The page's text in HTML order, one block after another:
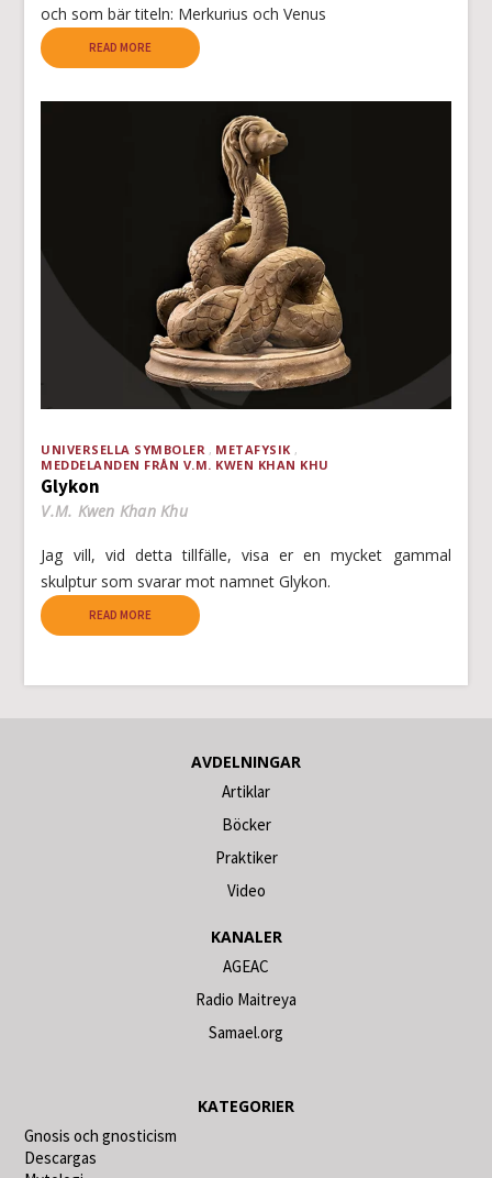
och som bär titeln: Merkurius och Venus
READ MORE
UNIVERSELLA SYMBOLER
METAFYSIK
MEDDELANDEN FRÅN V.M. KWEN KHAN KHU
Glykon
V.M. Kwen Khan Khu
Jag vill, vid detta tillfälle, visa er en mycket gammal
skulptur som svarar mot namnet Glykon.
READ MORE
AVDELNINGAR
Artiklar
Böcker
Praktiker
Video
KANALER
AGEAC
Radio Maitreya
Samael.org
KATEGORIER
Gnosis och gnosticism
Descargas